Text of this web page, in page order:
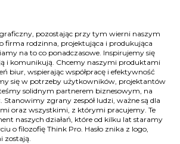
pozostając przy tym wierni naszym
firma rodzinna, projektująca i produkująca
na to co ponadczasowe. Inspirujemy się
i komunikują. Chcemy naszymi produktami
biur, wspierając współpracę i efektywność
się w potrzeby użytkowników, projektantów
solidnym partnerem biznesowym, na
zgrany zespół ludzi, ważne są dla
oraz wszystkimi, z którymi pracujemy. Te
naszych działań, które od kilku lat staramy
o filozofię Think Pro. Hasło znika z logo,
zostają.